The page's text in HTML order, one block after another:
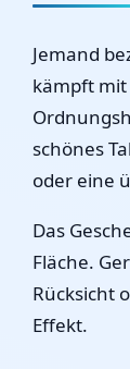
Jemand
kämpft
schönes
oder eine
Das
Fläche.
Rücksicht
Effekt.